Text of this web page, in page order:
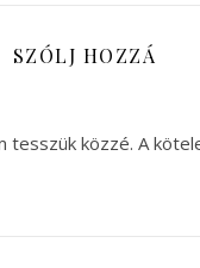
SZÓLJ HOZZÁ
tesszük közzé. A